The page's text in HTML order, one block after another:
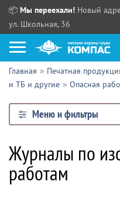
📦 Мы переехали! Новый
ул. Школьная, 36
Как купить?
Прайс-листы
Сотрудничество
Партнерам
Поставщикам
ПТ:
СБ, ВС:
Выдача продукции:
Главная Печатная
и ТБ и другие
Опасная
Меню и фильтры
Журналы по
работам